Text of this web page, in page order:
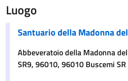
Luogo
Santuario della Madonna
Abbeveratoio della Madonna
SR9, 96010, 96010 Buscemi SR